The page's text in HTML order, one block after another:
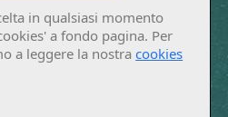
in qualsiasi momento
a fondo pagina. Per
a leggere la nostracookies